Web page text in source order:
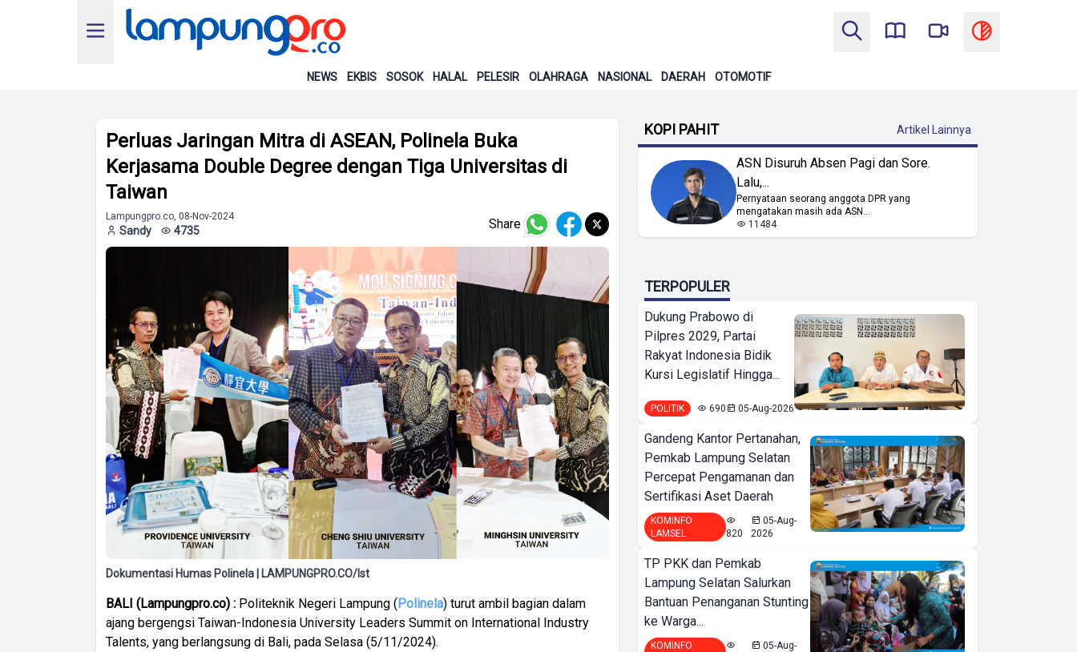
NEWS EKBIS SOSOK HALAL PELESIR OLAHRAGA NASIONAL DAERAH OTOMOTIF
Perluas Jaringan Mitra di ASEAN, Polinela Buka
Kerjasama Double Degree dengan Tiga Universitas di
Taiwan
Lampungpro.co, 08-Nov-2024
Sandy 4735 Share
Dokumentasi Humas Polinela | LAMPUNGPRO.CO/Ist
BALI (Lampungpro.co) : Politeknik Negeri Lampung (Polinela) turut ambil bagian dalam
ajang bergengsi Taiwan-Indonesia University Leaders Summit on International Industry
Talents, yang berlangsung di Bali, pada Selasa (5/11/2024).
KOPI PAHIT Artikel Lainnya
ASN Disuruh Absen Pagi dan Sore.
Lalu,...
Pernyataan seorang anggota DPR yang
mengatakan masih ada ASN...
11484
TERPOPULER
Dukung Prabowo di
Pilpres 2029, Partai
Rakyat Indonesia Bidik
Kursi Legislatif Hingga...
POLITIK 690 05-Aug-2026
Gandeng Kantor Pertanahan,
Pemkab Lampung Selatan
Percepat Pengamanan dan
Sertifikasi Aset Daerah
KOMINFO
LAMSEL
820
05-Aug-
2026
TP PKK dan Pemkab
Lampung Selatan Salurkan
Bantuan Penanganan Stunting
ke Warga...
KOMINFO
05-Aug-